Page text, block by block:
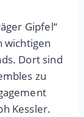
Gipfel“
wichtigen
Dort sind
zu
Kessler.